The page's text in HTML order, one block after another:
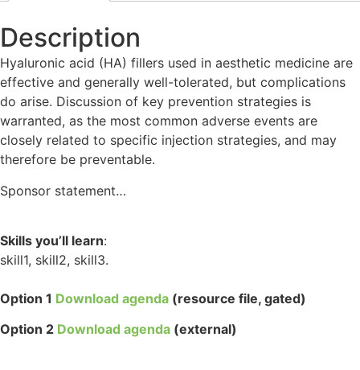
Description
Hyaluronic acid (HA) fillers used in aesthetic medicine are
effective and generally well-tolerated, but complications
do arise. Discussion of key prevention strategies is
warranted, as the most common adverse events are
closely related to specific injection strategies, and may
therefore be preventable.
Sponsor statement…
Skills you’ll learn:
skill1, skill2, skill3.
Option 1 Download agenda (resource file, gated)
Option 2 Download agenda (external)